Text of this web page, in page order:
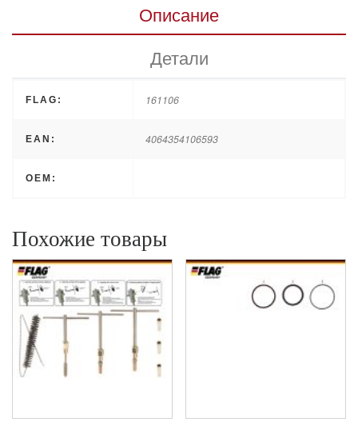
Описание
Детали
FLAG: 161106
EAN: 4064354106593
OEM:
Похожие товары